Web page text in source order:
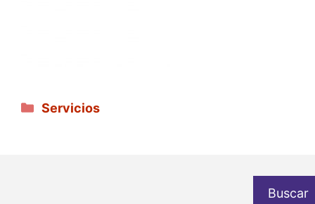
Categorías
Servicios
Buscar